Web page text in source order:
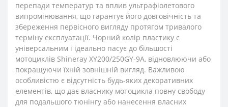
перепади температур та вплив ультрафіолетового
випромінювання, що гарантує його довговічність та
збереження первісного вигляду протягом тривалого
терміну експлуатації. Чорний колір пластику є
універсальним і ідеально пасує до більшості
мотоциклів Shineray XY200/250GY-9A, відновлюючи або
покращуючи їхній зовнішній вигляд. Важливою
особливістю є відсутність будь-яких декоративних
елементів, що дає власнику мотоцикла повну свободу
для подальшого тюнінгу або нанесення власних